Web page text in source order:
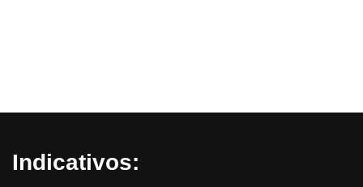
Indicativos: